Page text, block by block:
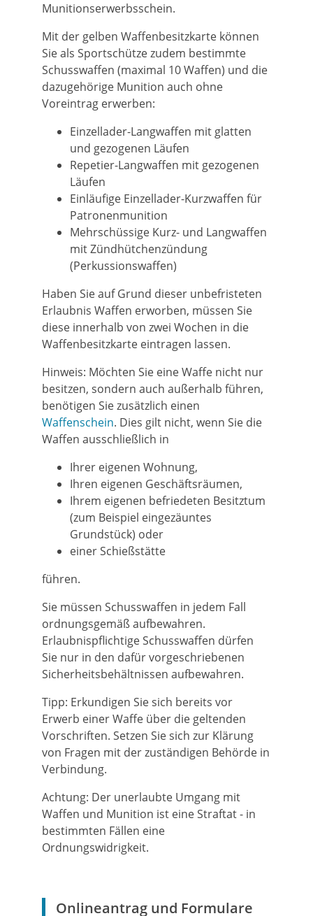
Munitionserwerbsschein.
Mit der gelben Waffenbesitzkarte können
Sie als Sportschütze zudem bestimmte
Schusswaffen (maximal 10 Waffen) und die
dazugehörige Munition auch ohne
Voreintrag erwerben:
Einzellader-Langwaffen mit glatten
und gezogenen Läufen
Repetier-Langwaffen mit gezogenen
Läufen
Einläufige Einzellader-Kurzwaffen für
Patronenmunition
Mehrschüssige Kurz- und Langwaffen
mit Zündhütchenzündung
(Perkussionswaffen)
Haben Sie auf Grund dieser unbefristeten
Erlaubnis Waffen erworben, müssen Sie
diese innerhalb von zwei Wochen in die
Waffenbesitzkarte eintragen lassen.
Hinweis: Möchten Sie eine Waffe nicht nur
besitzen, sondern auch außerhalb führen,
benötigen Sie zusätzlich einen
Waffenschein. Dies gilt nicht, wenn Sie die
Waffen ausschließlich in
Ihrer eigenen Wohnung,
Ihren eigenen Geschäftsräumen,
Ihrem eigenen befriedeten Besitztum
(zum Beispiel eingezäuntes
Grundstück) oder
einer Schießstätte
führen.
Sie müssen Schusswaffen in jedem Fall
ordnungsgemäß aufbewahren.
Erlaubnispflichtige Schusswaffen dürfen
Sie nur in den dafür vorgeschriebenen
Sicherheitsbehältnissen aufbewahren.
Tipp: Erkundigen Sie sich bereits vor
Erwerb einer Waffe über die geltenden
Vorschriften. Setzen Sie sich zur Klärung
von Fragen mit der zuständigen Behörde in
Verbindung.
Achtung: Der unerlaubte Umgang mit
Waffen und Munition ist eine Straftat - in
bestimmten Fällen eine
Ordnungswidrigkeit.
Onlineantrag und Formulare